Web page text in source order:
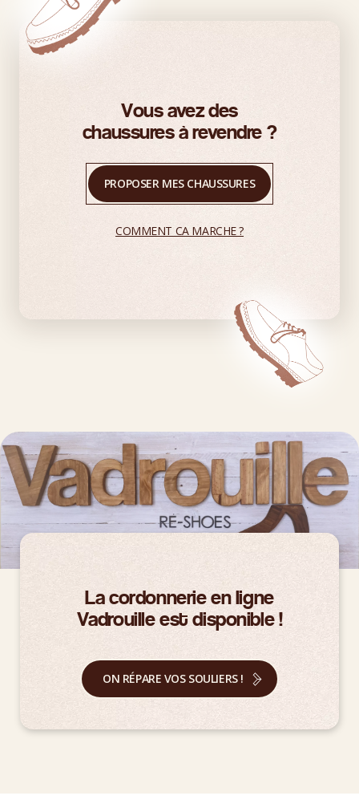
Vous avez des
chaussures à revendre ?
PROPOSER MES CHAUSSURES
COMMENT CA MARCHE ?
La cordonnerie en ligne
Vadrouille est disponible !
ON RÉPARE VOS SOULIERS !